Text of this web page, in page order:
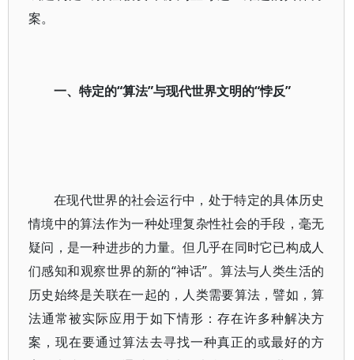
案。
一、特定的“算法”与现代世界文明的“悖反”
在现代世界的社会运行中，处于特定的具体历史
情境中的算法作为一种处理复杂性社会的手段，毫无
疑问，是一种进步的力量。但几乎在同时它已构成人
们感知和观察世界的新的“神话”。算法与人类生活的
历史始终是关联在一起的，人类需要算法，譬如，算
法通常被实际应用于如下情形：存在许多种解决方
案，现在要通过算法去寻找一种真正的或最好的方